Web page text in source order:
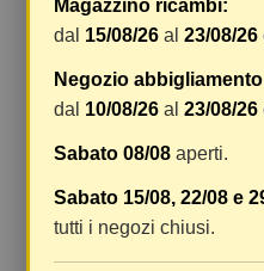
variano a seconda del
spedizione. Vi
vostri articoli in un
possibile raggruppare
spedizione saranno
essi. Il vostro pacco
ma viene prestata
caso di oggetti fragili.
Magazzino ricambi:
dal 15/08/26 al23/08/26
Negozio
dal 10/08/26 al23/08/26
Sabato 08/08 aperti.
Sabato 15/08, 22/08 e
tutti i negozi chiusi.